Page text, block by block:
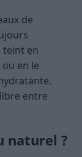
de
teint en
en le
entre
naturel ?